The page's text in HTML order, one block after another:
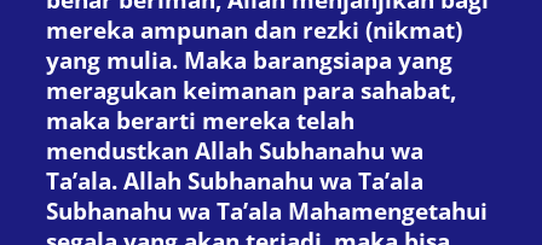
mereka ampunan dan rezki (nikmat)
yang mulia. Maka barangsiapa yang
meragukan keimanan para sahabat,
maka berarti mereka telah
mendustkan Allah Subhanahu wa
Ta’ala. Allah Subhanahu wa Ta’ala
Subhanahu wa Ta’ala Mahamengetahui